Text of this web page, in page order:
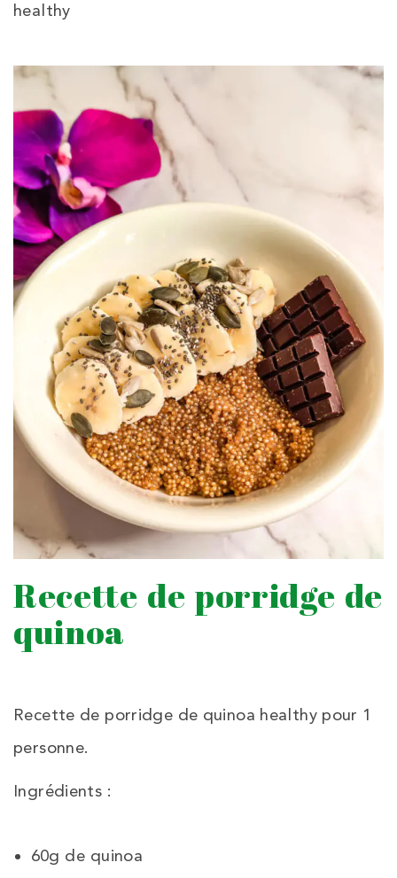
healthy
Recette de porridge de
quinoa
Recette de porridge de quinoa healthy pour 1
personne.
Ingrédients :
60g de quinoa